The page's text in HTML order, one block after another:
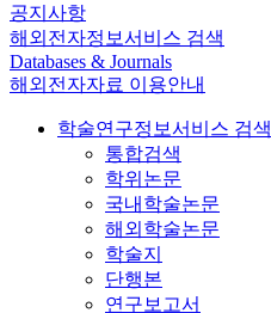
공지사항
해외전자정보서비스 검색
Databases & Journals
해외전자자료 이용안내
학술연구정보서비스 검색
통합검색
학위논문
국내학술논문
해외학술논문
학술지
단행본
연구보고서